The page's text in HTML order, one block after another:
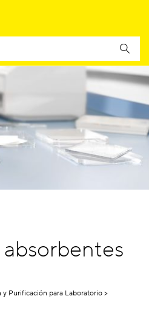
y Purificación para Laboratorio